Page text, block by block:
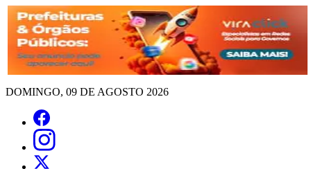
DOMINGO, 09 DE AGOSTO 2026